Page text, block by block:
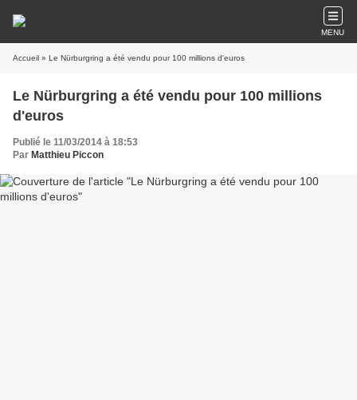
MENU
Accueil » Le Nürburgring a été vendu pour 100 millions d'euros
Le Nürburgring a été vendu pour 100 millions
d'euros
Publié le 11/03/2014 à 18:53
Par Matthieu Piccon